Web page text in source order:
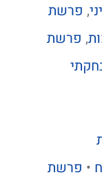
, פרשת
, פרשת
• פרשת